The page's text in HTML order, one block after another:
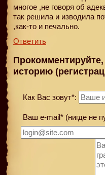
многое ,не говоря об
так решила и изводила
,как-то и печально.
Ответить
историю
Как Вас зовут*:
Ваш e-mail* (нигде не